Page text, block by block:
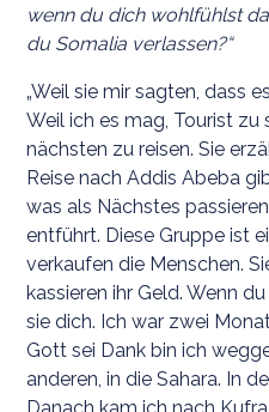
wenn du dich wohlfühlst
du Somalia verlassen?“
„Weil sie mir sagten, dass
Weil ich es mag, Tourist zu
nächsten zu reisen. Sie
Reise nach Addis Abeba
was als Nächstes
entführt. Diese Gruppe ist
verkaufen die Menschen.
kassieren ihr Geld. Wenn
sie dich. Ich war zwei
Gott sei Dank bin ich
anderen, in die Sahara. In